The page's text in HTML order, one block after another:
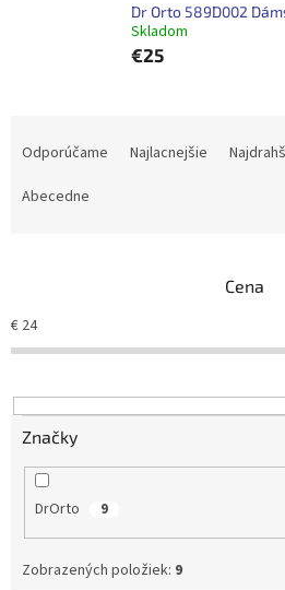
Dr Orto 589D002
Skladom
€25
r
o
u
k
Odporúčame Najlacnejšie
Abecedne
Cena
€ 24
Značky
DrOrto 9
Zobrazených položiek: 9